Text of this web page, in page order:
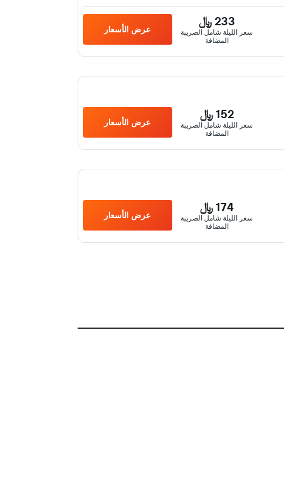
233 ﷼
سعر الليلة شامل الصريبة
المضافة
عرض الأسعار
152 ﷼
سعر الليلة شامل الصريبة
المضافة
عرض الأسعار
174 ﷼
سعر الليلة شامل الصريبة
المضافة
عرض الأسعار